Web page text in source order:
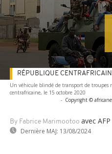
Un véhicule blindé de transport de troupes
centrafricaine, le 15 octobre 2020
- Copyright ©
By Fabrice Marimootoo avec AFP
Dernière MAJ: 13/08/2024
RÉPUBLIQUE